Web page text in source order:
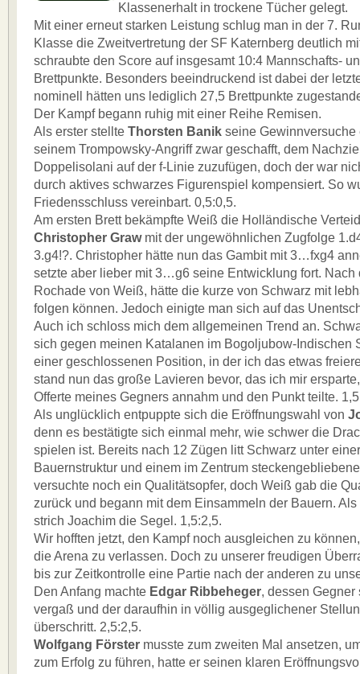
Klassenerhalt in trockene Tücher gelegt.
Mit einer erneut starken Leistung schlug man in der 7.
Klasse die Zweitvertretung der SF Katernberg deutlich
schraubte den Score auf insgesamt 10:4 Mannschafts-
Brettpunkte. Besonders beeindruckend ist dabei der
nominell hätten uns lediglich 27,5 Brettpunkte
Der Kampf begann ruhig mit einer Reihe Remisen.
Als erster stellte Thorsten Banik seine Gewinnversuche
seinem Trompowsky-Angriff zwar geschafft, dem
Doppelisolani auf der f-Linie zuzufügen, doch der war
durch aktives schwarzes Figurenspiel kompensiert. So
Friedensschluss vereinbart. 0,5:0,5.
Am ersten Brett bekämpfte Weiß die Holländische
Christopher Grawmit der ungewöhnlichen Zugfolge
3.g4!?. Christopher hätte nun das Gambit mit 3…fxg4
setzte aber lieber mit 3…g6 seine Entwicklung fort. Nach
Rochade von Weiß, hätte die kurze von Schwarz mit
folgen können. Jedoch einigte man sich auf das
Auch ich schloss mich dem allgemeinen Trend an.
sich gegen meinen Katalanen im Bogoljubow-Indischen
einer geschlossenen Position, in der ich das etwas
stand nun das große Lavieren bevor, das ich mir
Offerte meines Gegners annahm und den Punkt teilte.
Als unglücklich entpuppte sich die Eröffnungswahl von
denn es bestätigte sich einmal mehr, wie schwer die
spielen ist. Bereits nach 12 Zügen litt Schwarz unter
Bauernstruktur und einem im Zentrum
versuchte noch ein Qualitätsopfer, doch Weiß gab die
zurück und begann mit dem Einsammeln der Bauern.
strich Joachim die Segel. 1,5:2,5.
Wir hofften jetzt, den Kampf noch ausgleichen zu
die Arena zu verlassen. Doch zu unserer freudigen
bis zur Zeitkontrolle eine Partie nach der anderen zu
Den Anfang machte Edgar Ribbeheger, dessen
vergaß und der daraufhin in völlig ausgeglichener
überschritt. 2,5:2,5.
Wolfgang Förster musste zum zweiten Mal ansetzen,
zum Erfolg zu führen, hatte er seinen klaren